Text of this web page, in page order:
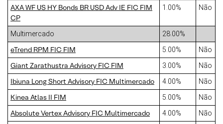
AXA WF US HY Bonds BR USD Adv IE FIC FIM
CP
1.00% Não
Multimercado 28.00%
eTrend RPM FIC FIM 5.00% Não
Giant Zarathustra Advisory FIC FIM 3.00% Não
Ibiuna Long Short Advisory FIC Multimercado 4.00% Não
Kinea Atlas II FIM 5.00% Não
Absolute Vertex Advisory FIC Multimercado 4.00% Não